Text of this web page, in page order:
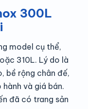
300L
model cụ thể,
310L. Lý do là
bề rộng chân đế,
và giá bán.
đã có trang sản